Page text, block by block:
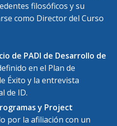
filosóficos y su
como Director del Curso
de PADI de Desarrollo de
en el Plan de
Éxito y la entrevista
de ID.
y Project
por la afiliación con un